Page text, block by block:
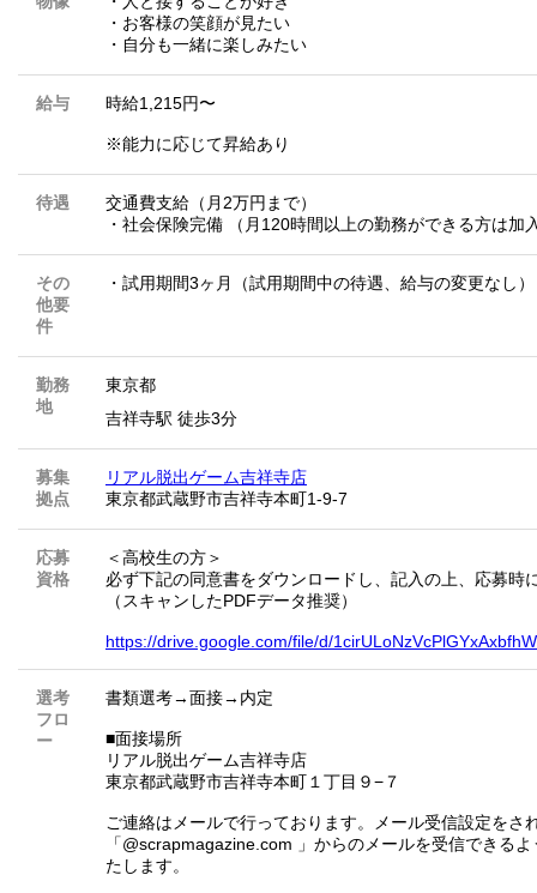
・お客様の笑顔が見たい
・自分も一緒に楽しみたい
給与 時給1,215円〜
※能力に応じて昇給あり
待遇
交通費支給（月2万円まで）
・社会保険完備 （月120時間以上の勤務ができる方は加
その
他要
件
・試用期間3ヶ月（試用期間中の待遇、給与の変更なし）
勤務
地
東京都
吉祥寺駅 徒歩3分
募集
拠点
リアル脱出ゲーム吉祥寺店
東京都武蔵野市吉祥寺本町1-9-7
応募
資格
＜高校生の方＞
必ず下記の同意書をダウンロードし、記入の上、応募時
（スキャンしたPDFデータ推奨）
https://drive.google.com/file/d/
選考
フロ
ー
書類選考→面接→内定
■面接場所
リアル脱出ゲーム吉祥寺店
東京都武蔵野市吉祥寺本町１丁目９−７
ご連絡はメールで行っております。メール受信設定をさ
「@scrapmagazine.com 」からのメールを受信できる
たします。